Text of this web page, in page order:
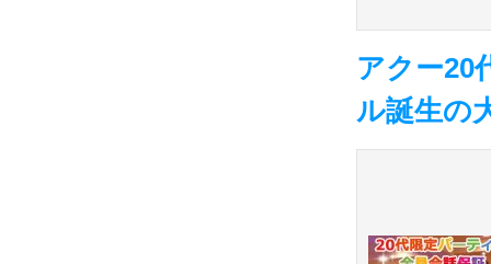
アクー20
ル誕生の